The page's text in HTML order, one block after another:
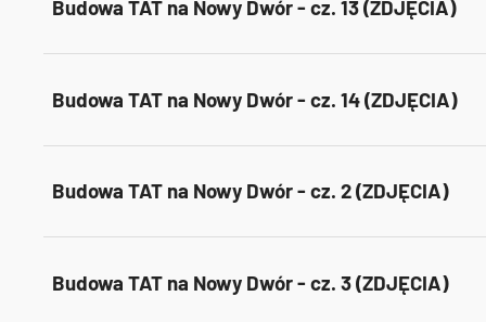
Budowa TAT na Nowy Dwór - cz. 13 (ZDJĘCIA)
Budowa TAT na Nowy Dwór - cz. 14 (ZDJĘCIA)
Budowa TAT na Nowy Dwór - cz. 2 (ZDJĘCIA)
Budowa TAT na Nowy Dwór - cz. 3 (ZDJĘCIA)